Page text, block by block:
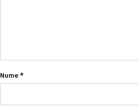
Nume*